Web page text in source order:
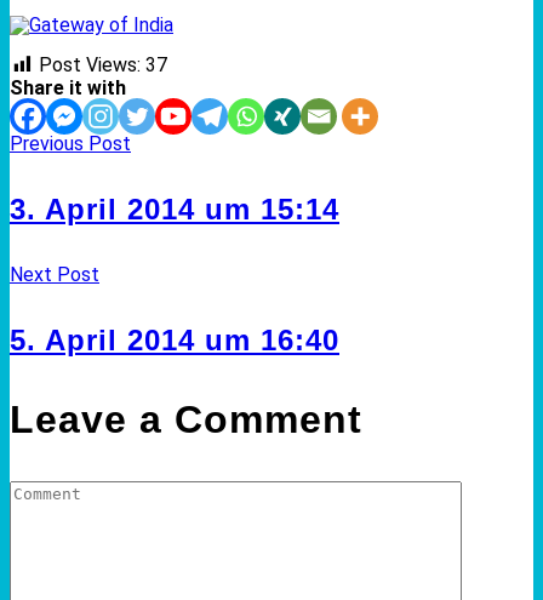
Post Views: 37
Share it with
Previous Post
3. April 2014 um 15:14
Next Post
5. April 2014 um 16:40
Leave a Comment